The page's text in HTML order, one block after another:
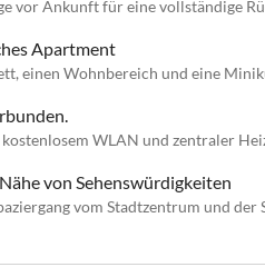
vor Ankunft für eine vollständige
Apartment
einen Wohnbereich und eine
WLAN und zentraler
von Sehenswürdigkeiten
vom Stadtzentrum und der